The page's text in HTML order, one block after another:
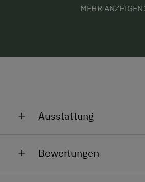
Grillen oder um den Abend
Lagerfeuer ausklingen zu lassen.
MEHR ANZEIGEN
Ausstattung
Bewertungen